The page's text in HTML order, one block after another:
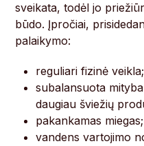
sveikata, todėl jo
būdo. Įpročiai,
palaikymo:
reguliari fizinė veikla;
subalansuota
daugiau šviežių
pakankamas miegas;
vandens vartojimo